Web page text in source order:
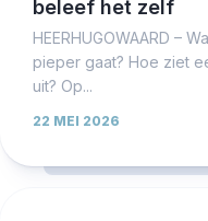
beleef het zelf
HEERHUGOWAARD –
pieper gaat? Hoe ziet
uit? Op...
22 MEI 2026